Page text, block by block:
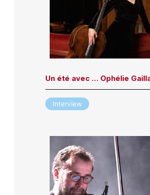
Un été avec … Ophélie
Interview